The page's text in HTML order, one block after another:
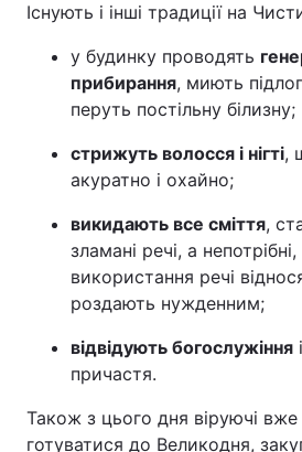
Існують і інші традиції на
у будинку проводять
прибирання, миють
перуть постільну білизну;
стрижуть волосся і нігті,
акуратно і охайно;
викидають все сміття,
зламані речі, а
використання речі
роздають нужденним;
відвідують богослужіння
причастя.
Також з цього дня віруючі
готуватися до Великодня,